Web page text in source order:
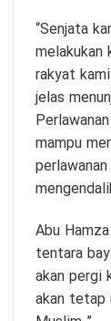
“Senjata
melakukan
rakyat
jelas
mampu
Abu
tentara
akan pergi
akan tetap